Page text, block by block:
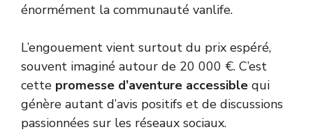
énormément la communauté vanlife.
L’engouement vient surtout du prix espéré,
souvent imaginé autour de 20 000 €. C’est
cette promesse d’aventure accessible qui
génère autant d’avis positifs et de discussions
passionnées sur les réseaux sociaux.